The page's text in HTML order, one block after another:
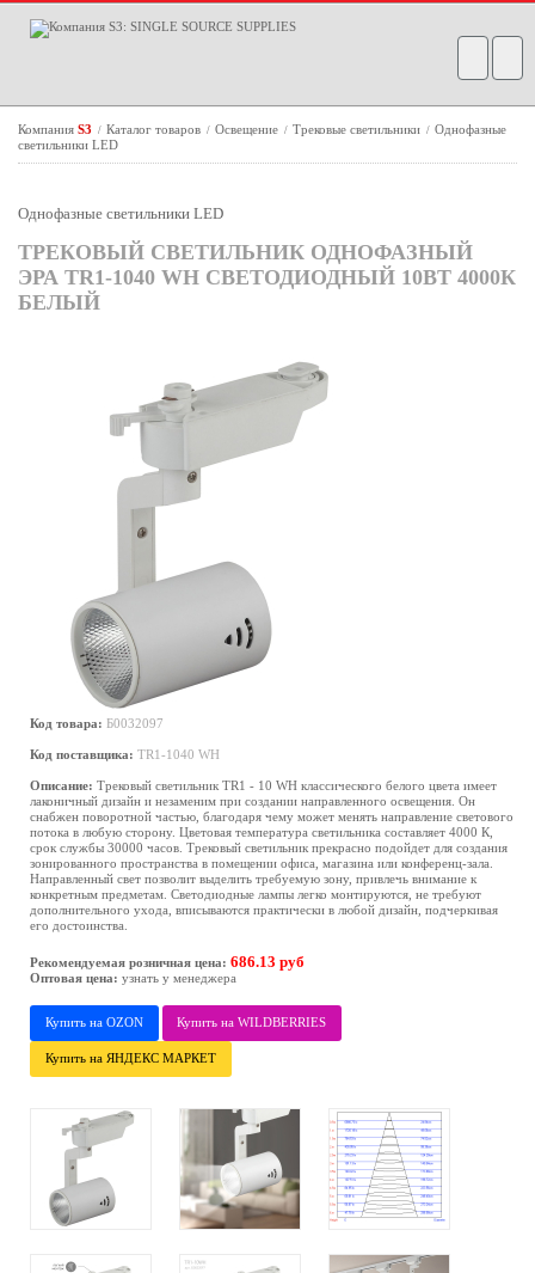
Компания S3 / Каталог товаров / Освещение / Трековые светильники / Однофазные
светильники LED
Однофазные светильники LED
ТРЕКОВЫЙ СВЕТИЛЬНИК ОДНОФАЗНЫЙ
ЭРА TR1-1040 WH СВЕТОДИОДНЫЙ 10ВТ 4000К
БЕЛЫЙ
Код товара: Б0032097
Код поставщика: TR1-1040 WH
Описание: Трековый светильник TR1 - 10 WH классического белого цвета имеет
лаконичный дизайн и незаменим при создании направленного освещения. Он
снабжен поворотной частью, благодаря чему может менять направление светового
потока в любую сторону. Цветовая температура светильника составляет 4000 К,
срок службы 30000 часов. Трековый светильник прекрасно подойдет для создания
зонированного пространства в помещении офиса, магазина или конференц-зала.
Направленный свет позволит выделить требуемую зону, привлечь внимание к
конкретным предметам. Светодиодные лампы легко монтируются, не требуют
дополнительного ухода, вписываются практически в любой дизайн, подчеркивая
его достоинства.
Рекомендуемая розничная цена: 686.13 руб
Оптовая цена: узнать у менеджера
Купить на OZON Купить на WILDBERRIES
Купить на ЯНДЕКС МАРКЕТ